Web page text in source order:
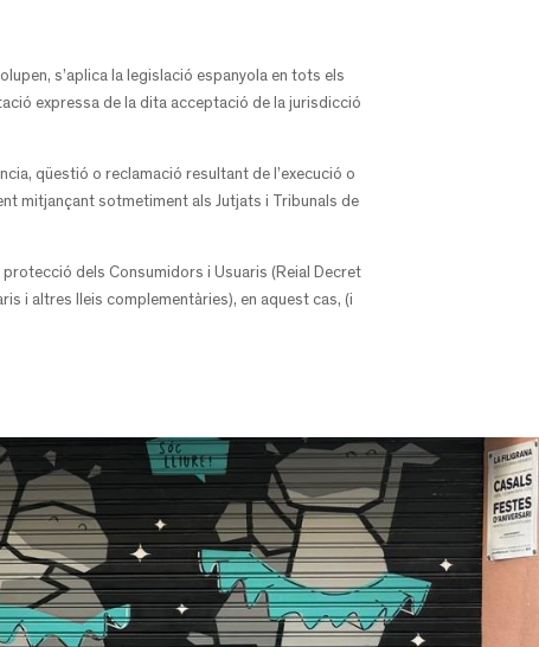
s’aplica la legislació espanyola en tots els
expressa de la dita acceptació de la jurisdicció
qüestió o reclamació resultant de l’execució o
mitjançant sotmetiment als Jutjats i Tribunals de
dels Consumidors i Usuaris (Reial Decret
i altres lleis complementàries), en aquest cas, (i